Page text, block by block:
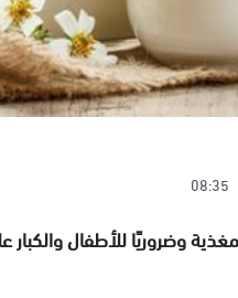
08:35
وضروريًا للأطفال